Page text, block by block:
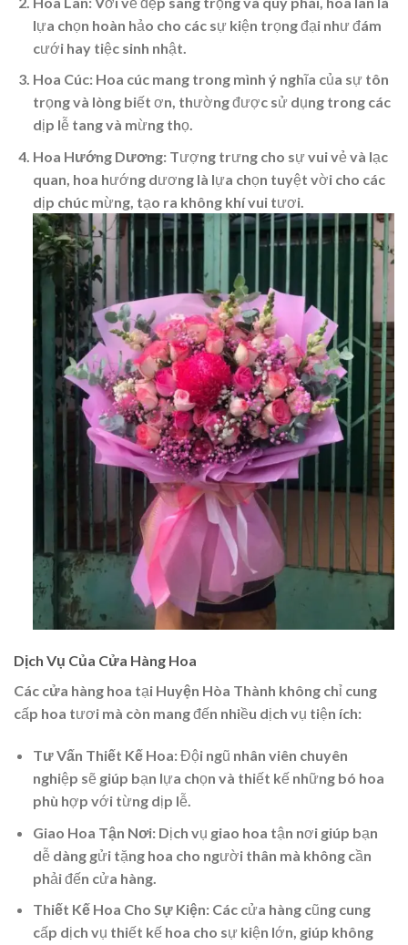
lựa chọn hoàn hảo cho các sự kiện trọng đại như đám
cưới hay tiệc sinh nhật.
Hoa Cúc:Hoa cúc mang trong mình ý nghĩa của sự tôn
trọng và lòng biết ơn, thường được sử dụng trong các
dịp lễ tang và mừng thọ.
Hoa Hướng Dương:Tượng trưng cho sự vui vẻ và lạc
quan, hoa hướng dương là lựa chọn tuyệt vời cho các
dịp chúc mừng, tạo ra không khí vui tươi.
Dịch Vụ Của Cửa Hàng Hoa
Các cửa hàng hoa tại Huyện Hòa Thành không chỉ cung
cấp hoa tươi mà còn mang đến nhiều dịch vụ tiện ích:
Tư Vấn Thiết Kế Hoa:Đội ngũ nhân viên chuyên
nghiệp sẽ giúp bạn lựa chọn và thiết kế những bó hoa
phù hợp với từng dịp lễ.
Giao Hoa Tận Nơi:Dịch vụ giao hoa tận nơi giúp bạn
dễ dàng gửi tặng hoa cho người thân mà không cần
phải đến cửa hàng.
Thiết Kế Hoa Cho Sự Kiện:Các cửa hàng cũng cung
cấp dịch vụ thiết kế hoa cho sự kiện lớn, giúp không